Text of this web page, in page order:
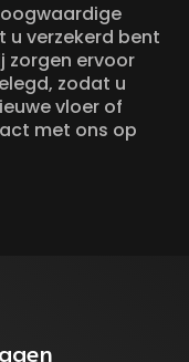
u verzekerd bent
zorgen ervoor
zodat u
vloer of
met ons op